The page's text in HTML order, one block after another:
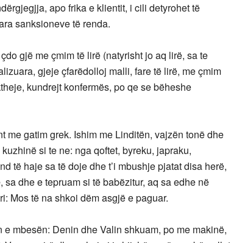
apo frika e klientit, i cili detyrohet të
sanksioneve të renda.
gjë me çmim të lirë (natyrisht jo aq lirë, sa te
gjeje çfarëdolloj malli, fare të lirë, me çmim
kundrejt konfermës, po qe se bëheshe
me gatim grek. Ishim me Linditën, vajzën tonë dhe
si te ne: nga qoftet, byreku, japraku,
të haje sa të doje dhe t’i mbushje pjatat disa herë,
dhe e tepruam si të babëzitur, aq sa edhe në
Mos të na shkoi dëm asgjë e paguar.
mbesën: Denin dhe Valin shkuam, po me makinë,